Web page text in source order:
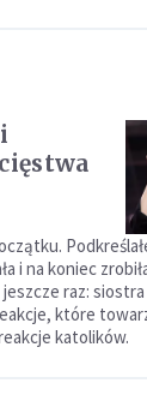
i na koniec
raz: siostra
które
katolików.